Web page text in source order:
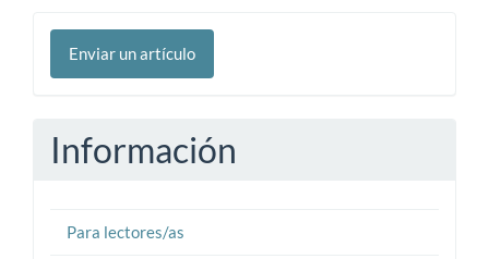
Enviar
unEnviar un artículo
Información
Para lectores/as